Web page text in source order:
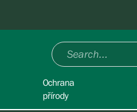
Ochrana
přírody